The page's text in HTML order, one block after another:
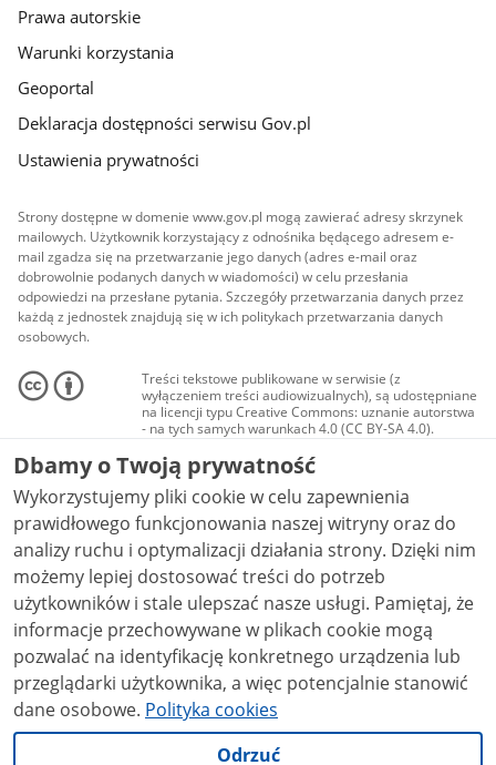
Prawa autorskie
Warunki korzystania
Geoportal
Deklaracja dostępności serwisu Gov.pl
Ustawienia prywatności
Strony dostępne w domenie www.gov.pl mogą zawierać adresy skrzynek
mailowych. Użytkownik korzystający z odnośnika będącego adresem e-
mail zgadza się na przetwarzanie jego danych (adres e-mail oraz
dobrowolnie podanych danych w wiadomości) w celu przesłania
odpowiedzi na przesłane pytania. Szczegóły przetwarzania danych przez
każdą z jednostek znajdują się w ich politykach przetwarzania danych
osobowych.
Treści tekstowe publikowane w serwisie (z
wyłączeniem treści audiowizualnych), są udostępniane
na licencji typu Creative Commons: uznanie autorstwa
- na tych samych warunkach 4.0 (CC BY-SA 4.0).
Materiały audiowizualne, w tym zdjęcia, materiały
audio i wideo, są udostępniane na licencji typu
Creative Commons: uznanie autorstwa użycie
niekomercyjne - bez utworów zależnych 4.0 (CC BY-
NC-ND 4.0), o ile nie jest to stwierdzone inaczej.
Dbamy o Twoją prywatność
Wykorzystujemy pliki cookie w celu zapewnienia
prawidłowego funkcjonowania naszej witryny oraz do
analizy ruchu i optymalizacji działania strony. Dzięki nim
możemy lepiej dostosować treści do potrzeb
użytkowników i stale ulepszać nasze usługi. Pamiętaj, że
informacje przechowywane w plikach cookie mogą
pozwalać na identyfikację konkretnego urządzenia lub
przeglądarki użytkownika, a więc potencjalnie stanowić
dane osobowe. Polityka cookies
Odrzuć